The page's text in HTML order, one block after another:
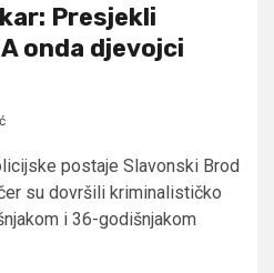
Presjekli
A onda djevojci
postaje Slavonski Brod
su dovršili kriminalističko
i 36-godišnjakom